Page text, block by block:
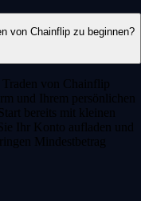
von Chainflip zu beginnen?
von Chainflip
und Ihrem persönlichen
bereits mit kleinen
Ihr Konto aufladen und
Mindestbetrag